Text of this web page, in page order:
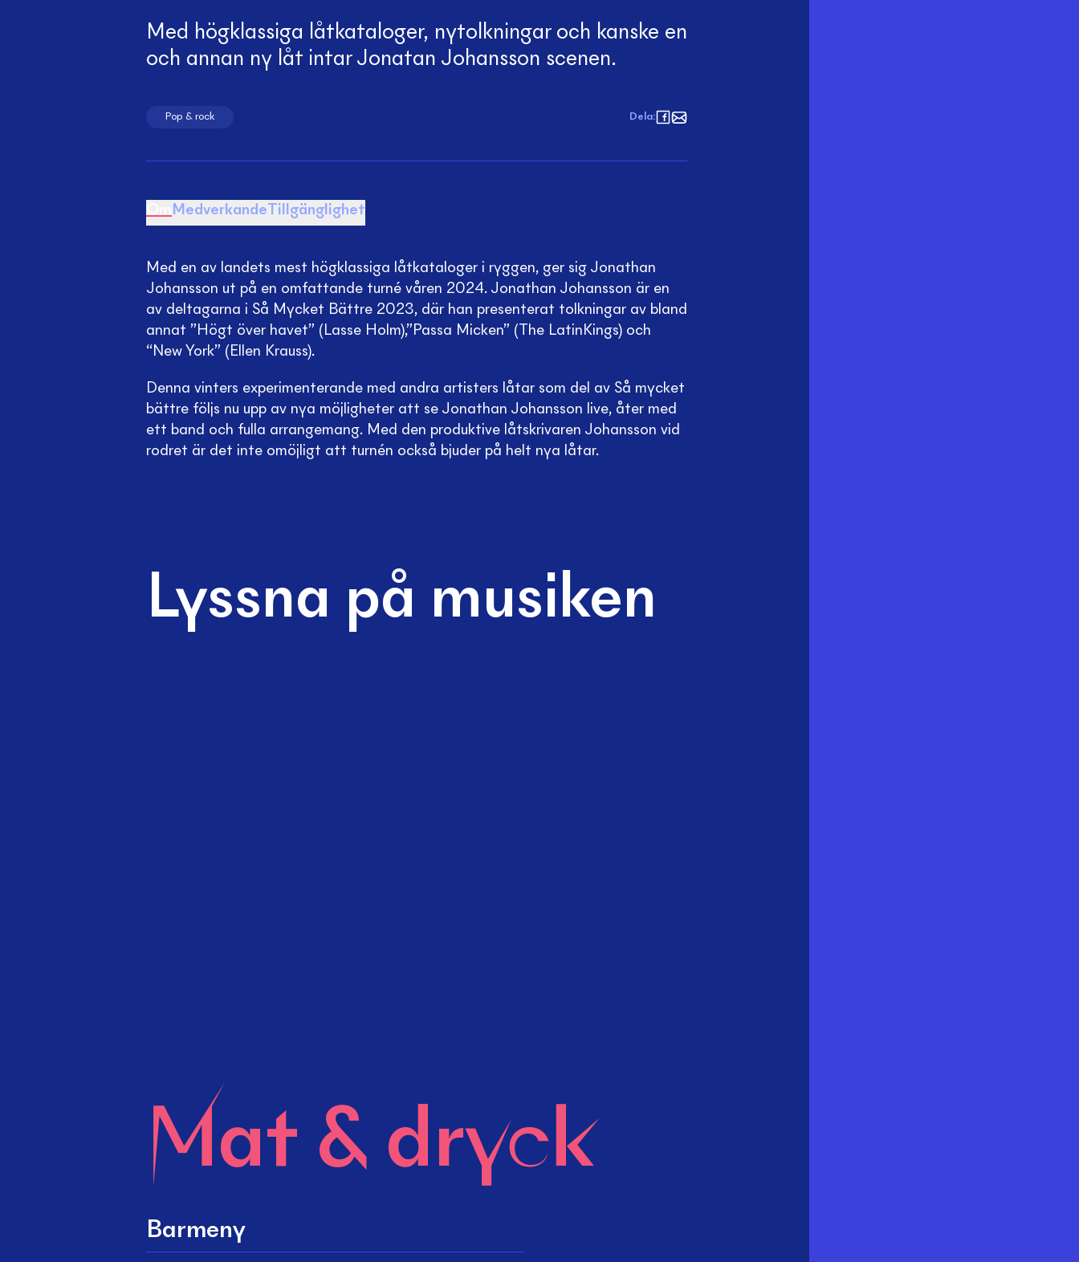
Med högklassiga låtkataloger, nytolkningar och kanske en
och annan ny låt intar Jonatan Johansson scenen.
Pop & rock Dela:
Medverkande Tillgänglighet
Med en av landets mest högklassiga låtkataloger i ryggen, ger sig Jonathan
Johansson ut på en omfattande turné våren 2024. Jonathan Johansson är en
av deltagarna i Så Mycket Bättre 2023, där han presenterat tolkningar av bland
annat ”Högt över havet” (Lasse Holm),”Passa Micken” (The LatinKings) och
“New York” (Ellen Krauss).
Denna vinters experimenterande med andra artisters låtar som del av Så mycket
bättre följs nu upp av nya möjligheter att se Jonathan Johansson live, åter med
ett band och fulla arrangemang. Med den produktive låtskrivaren Johansson vid
rodret är det inte omöjligt att turnén också bjuder på helt nya låtar.
Lyssna på musiken
Mat & dryck
Barmeny